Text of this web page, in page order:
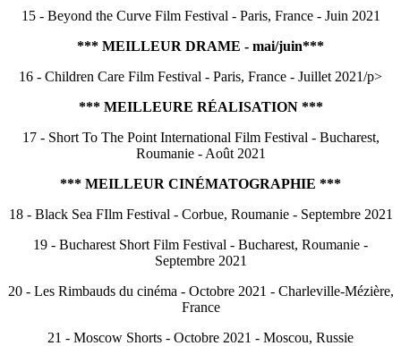
15 - Beyond the Curve Film Festival - Paris, France - Juin 2021
*** MEILLEUR DRAME - mai/juin***
16 - Children Care Film Festival - Paris, France - Juillet 2021/p>
*** MEILLEURE RÉALISATION ***
17 - Short To The Point International Film Festival - Bucharest,
Roumanie - Août 2021
*** MEILLEUR CINÉMATOGRAPHIE ***
18 - Black Sea FIlm Festival - Corbue, Roumanie - Septembre 2021
19 - Bucharest Short Film Festival - Bucharest, Roumanie -
Septembre 2021
20 - Les Rimbauds du cinéma - Octobre 2021 - Charleville-Mézière,
France
21 - Moscow Shorts - Octobre 2021 - Moscou, Russie